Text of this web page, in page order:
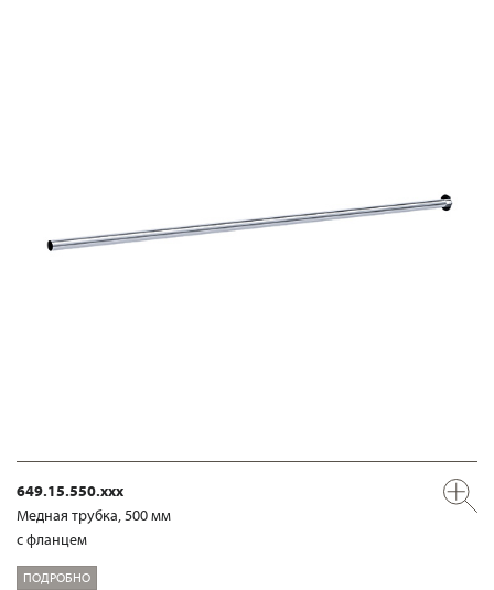
649.15.550.xxx
Медная трубка, 500 мм
с фланцем
ПОДРОБНО